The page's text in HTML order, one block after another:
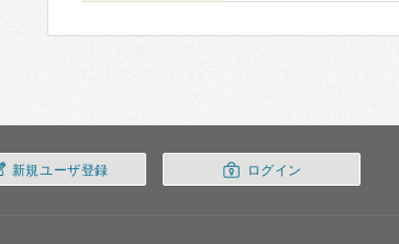
新規ユーザ登録 ログイン